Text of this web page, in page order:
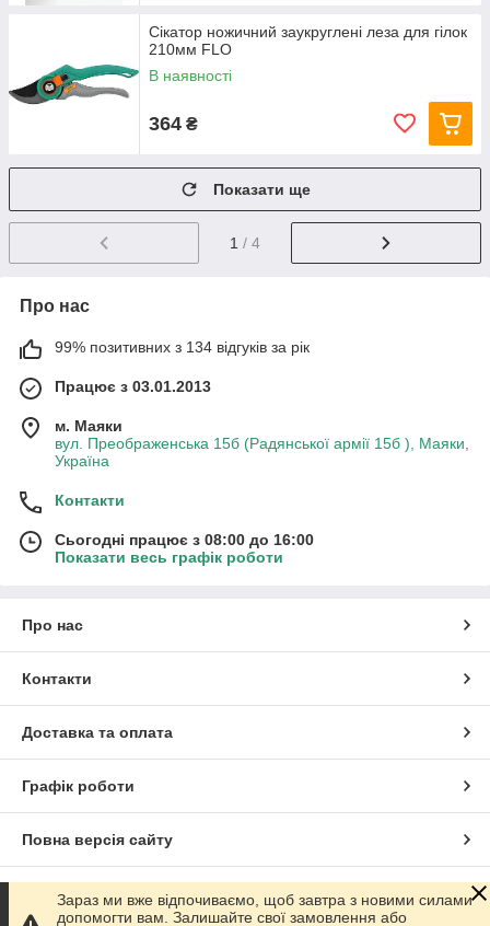
Сікатор ножичний заукруглені леза для гілок
210мм FLO
В наявності
364 ₴
Показати ще
1 / 4
Про нас
99% позитивних з 134 відгуків за рік
Працює з 03.01.2013
м. Маяки
вул. Преображенська 15б (Радянської армії 15б ), Маяки,
Україна
Контакти
Сьогодні працює з 08:00 до 16:00
Показати весь графік роботи
Про нас
Контакти
Доставка та оплата
Графік роботи
Повна версія сайту
Сайт створено на маркетплейсі Prom.ua
Зараз ми вже відпочиваємо, щоб завтра з новими силами
допомогти вам. Залишайте свої замовлення або